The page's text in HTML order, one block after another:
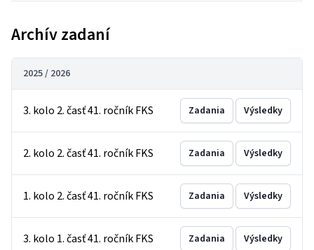
Archív zadaní
2025 / 2026
3. kolo 2. časť 41. ročník FKS Zadania Výsledky
2. kolo 2. časť 41. ročník FKS Zadania Výsledky
1. kolo 2. časť 41. ročník FKS Zadania Výsledky
3. kolo 1. časť 41. ročník FKS Zadania Výsledky